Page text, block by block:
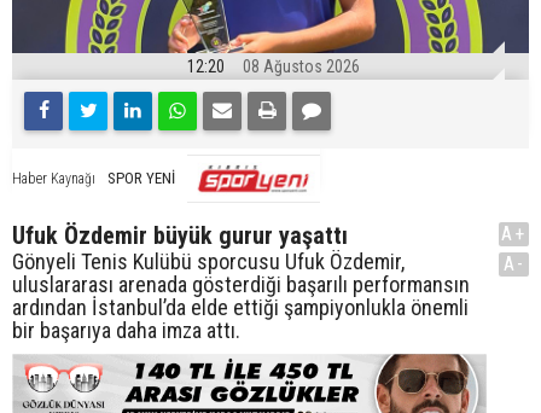
12:20 08 Ağustos 2026
Haber Kaynağı SPOR YENİ
Ufuk Özdemir büyük gurur yaşattı
Gönyeli Tenis Kulübü sporcusu Ufuk Özdemir,
uluslararası arenada gösterdiği başarılı performansın
ardından İstanbul’da elde ettiği şampiyonlukla önemli
bir başarıya daha imza attı.
A+
A-